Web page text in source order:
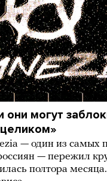
они могут
— один из самых
— пережил
полтора